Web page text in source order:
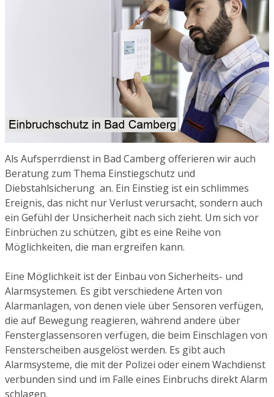
Als Aufsperrdienst in Bad Camberg offerieren wir auch
Beratung zum Thema Einstiegschutz und
Diebstahlsicherung an. Ein Einstieg ist ein schlimmes
Ereignis, das nicht nur Verlust verursacht, sondern auch
ein Gefühl der Unsicherheit nach sich zieht. Um sich vor
Einbrüchen zu schützen, gibt es eine Reihe von
Möglichkeiten, die man ergreifen kann.
Eine Möglichkeit ist der Einbau von Sicherheits- und
Alarmsystemen. Es gibt verschiedene Arten von
Alarmanlagen, von denen viele über Sensoren verfügen,
die auf Bewegung reagieren, während andere über
Fensterglassensoren verfügen, die beim Einschlagen von
Fensterscheiben ausgelöst werden. Es gibt auch
Alarmsysteme, die mit der Polizei oder einem Wachdienst
verbunden sind und im Falle eines Einbruchs direkt Alarm
schlagen.